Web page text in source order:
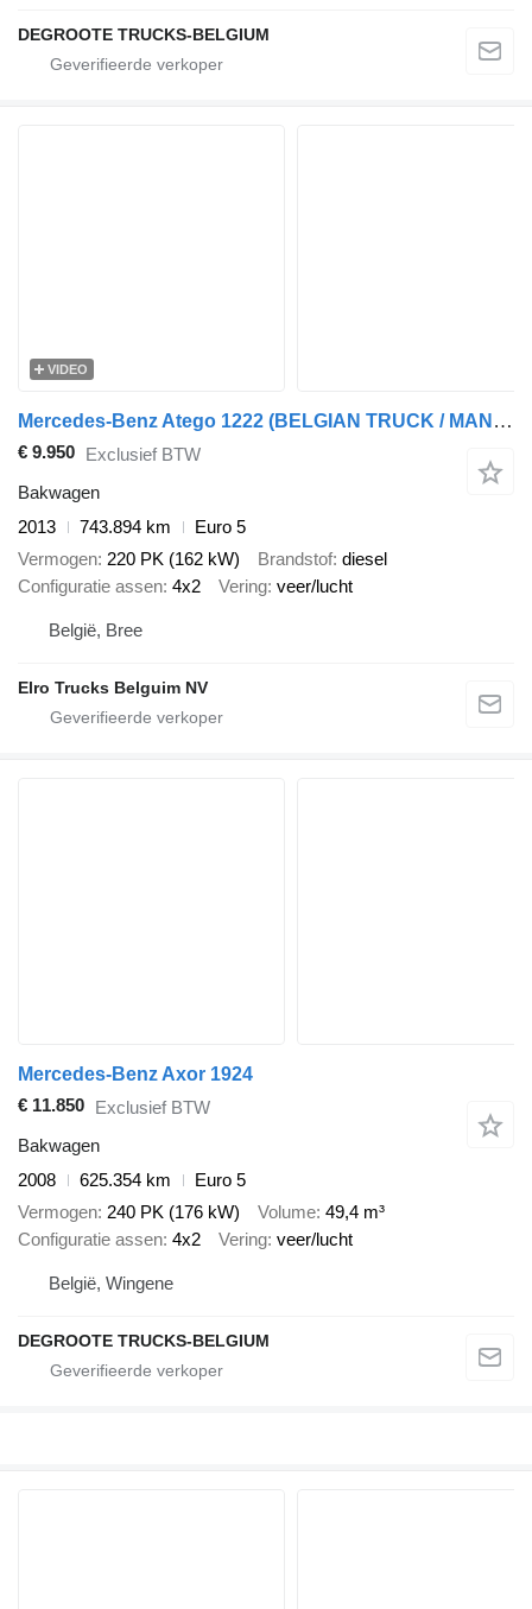
DEGROOTE TRUCKS-BELGIUM
VIDEO
Mercedes-Benz Atego 1222 (BELGIAN TRUCK / MANUAL GEARBOX / EURO 5 / LIFT / HAY
€ 9.950 Exclusief BTW
Bakwagen
2013
743.894 km
Euro 5
Vermogen 220 PK (162 kW) Brandstof diesel
Configuratie assen 4x2 Vering veer/lucht
België, Bree
Elro Trucks Belguim NV
Mercedes-Benz Axor 1924
€ 11.850 Exclusief BTW
Bakwagen
2008
625.354 km
Euro 5
Vermogen 240 PK (176 kW) Volume 49,4 m³
Configuratie assen 4x2 Vering veer/lucht
België, Wingene
DEGROOTE TRUCKS-BELGIUM